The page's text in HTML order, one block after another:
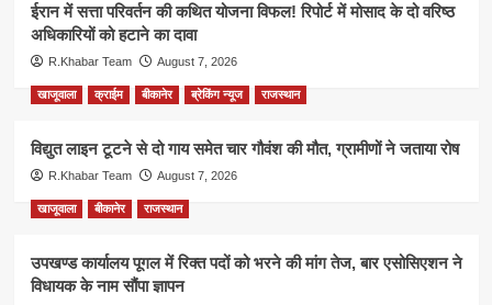
ईरान में सत्ता परिवर्तन की कथित योजना विफल! रिपोर्ट में मोसाद के दो वरिष्ठ
अधिकारियों को हटाने का दावा
R.Khabar Team August 7, 2026
खाजूवाला क्राईम बीकानेर ब्रेकिंग न्यूज राजस्थान
विद्युत लाइन टूटने से दो गाय समेत चार गौवंश की मौत, ग्रामीणों ने जताया रोष
R.Khabar Team August 7, 2026
खाजूवाला बीकानेर राजस्थान
उपखण्ड कार्यालय पूगल में रिक्त पदों को भरने की मांग तेज, बार एसोसिएशन ने
विधायक के नाम सौंपा ज्ञापन